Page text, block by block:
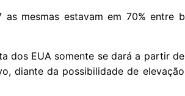
mesmas estavam em 70% entre
dos EUA somente se dará a partir
diante da possibilidade de